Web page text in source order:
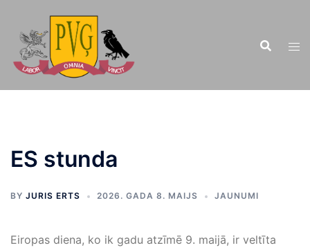
saturu
ES stunda
BY JURIS ERTS 2026. GADA 8. MAIJS JAUNUMI
Eiropas diena, ko ik gadu atzīmē 9. maijā, ir veltīta